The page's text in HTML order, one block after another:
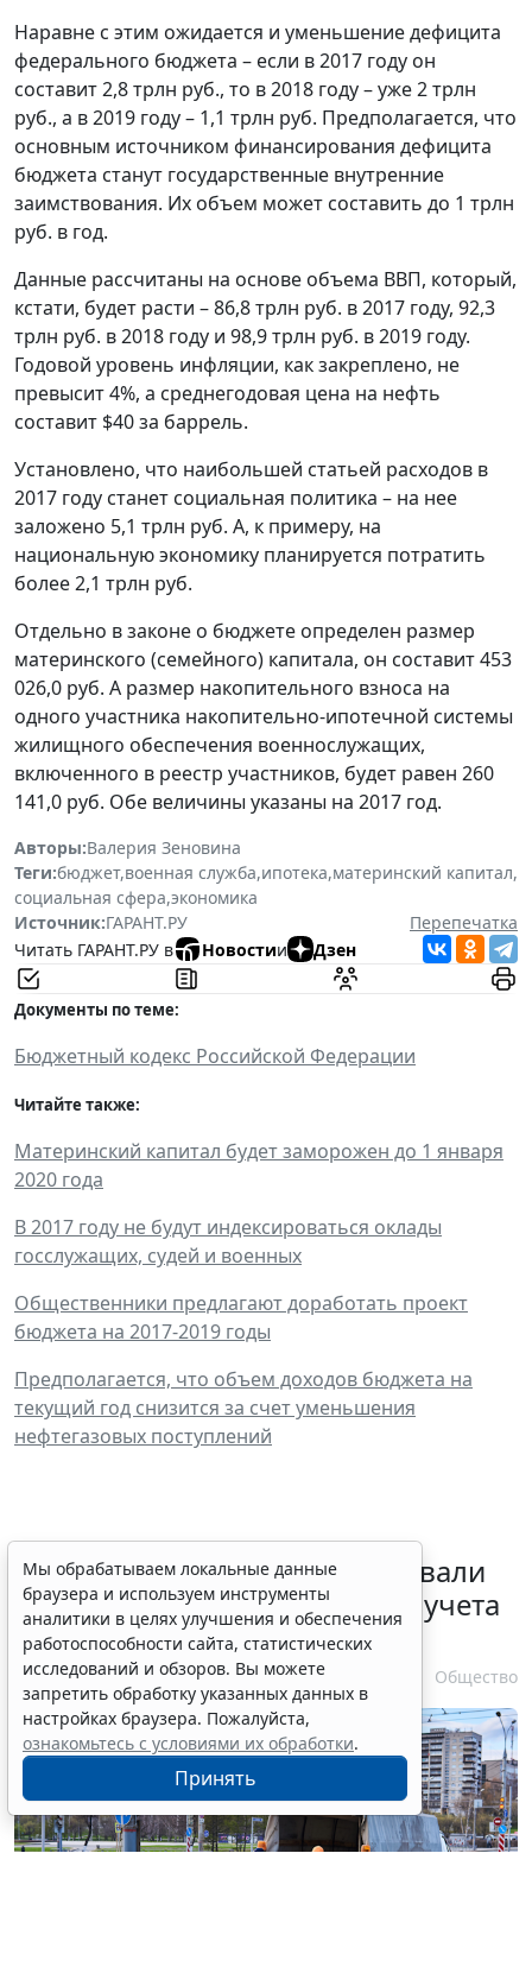
Наравне с этим ожидается и уменьшение дефицита
федерального бюджета – если в 2017 году он
составит 2,8 трлн руб., то в 2018 году – уже 2 трлн
руб., а в 2019 году – 1,1 трлн руб. Предполагается, что
основным источником финансирования дефицита
бюджета станут государственные внутренние
заимствования. Их объем может составить до 1 трлн
руб. в год.
Данные рассчитаны на основе объема ВВП, который,
кстати, будет расти – 86,8 трлн руб. в 2017 году, 92,3
трлн руб. в 2018 году и 98,9 трлн руб. в 2019 году.
Годовой уровень инфляции, как закреплено, не
превысит 4%, а среднегодовая цена на нефть
составит $40 за баррель.
Установлено, что наибольшей статьей расходов в
2017 году станет социальная политика – на нее
заложено 5,1 трлн руб. А, к примеру, на
национальную экономику планируется потратить
более 2,1 трлн руб.
Отдельно в законе о бюджете определен размер
материнского (семейного) капитала, он составит 453
026,0 руб. А размер накопительного взноса на
одного участника накопительно-ипотечной системы
жилищного обеспечения военнослужащих,
включенного в реестр участников, будет равен 260
141,0 руб. Обе величины указаны на 2017 год.
Авторы:Валерия Зеновина
Теги:бюджет,военная служба,ипотека,материнский капитал,
социальная сфера,экономика
Источник:ГАРАНТ.РУ
Перепечатка
Читать ГАРАНТ.РУ в
Новостии Дзен
Документы по теме:
Бюджетный кодекс Российской Федерации
Читайте также:
Материнский капитал будет заморожен до 1 января
2020 года
В 2017 году не будут индексироваться оклады
госслужащих, судей и военных
Общественники предлагают доработать проект
бюджета на 2017-2019 годы
Предполагается, что объем доходов бюджета на
текущий год снизится за счет уменьшения
нефтегазовых поступлений
Депутаты Госдумы инициировали
ужесточение миграционного учета
в регионах
6 августа 2026 17:20 Общество
Мы обрабатываем локальные данные
браузера и используем инструменты
аналитики в целях улучшения и обеспечения
работоспособности сайта, статистических
исследований и обзоров. Вы можете
запретить обработку указанных данных в
настройках браузера. Пожалуйста,
ознакомьтесь с условиями их обработки.
Принять